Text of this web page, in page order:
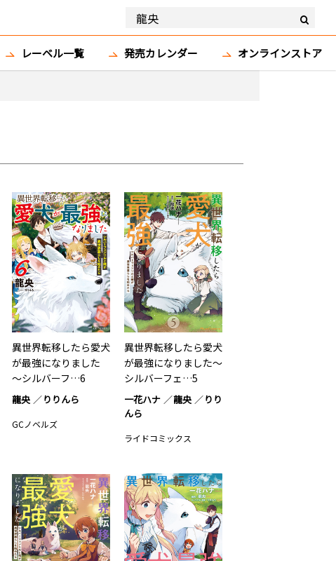
レーベル一覧 発売カレンダー オンラインストア
異世界転移したら愛犬
が最強になりました
～シルバーフ…6
龍央 りりんら
GCノベルズ
異世界転移したら愛犬
が最強になりました～
シルバーフェ…5
一花ハナ 龍央
りり
んら
ライドコミックス